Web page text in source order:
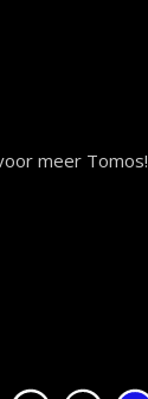
meer Tomos!